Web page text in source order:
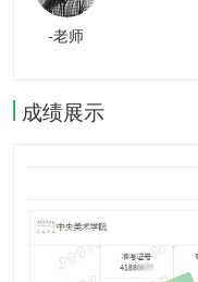
-老师
成绩展示